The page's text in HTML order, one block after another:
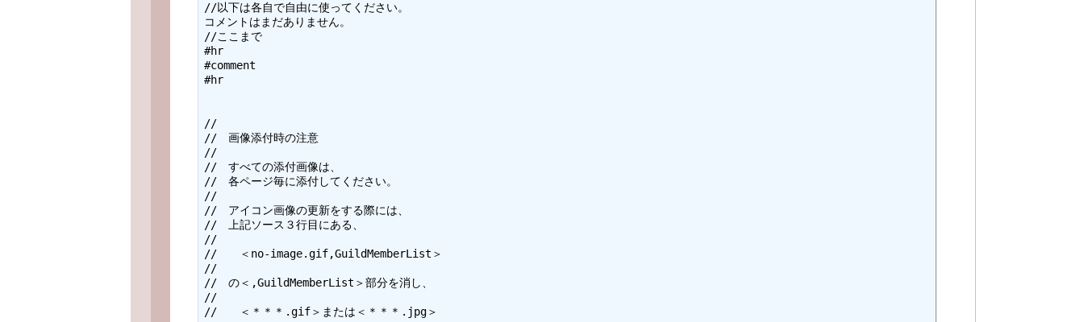
//以下は各自で自由に使ってください。
コメントはまだありません。
//ここまで
#hr
#comment
#hr
//
//　画像添付時の注意
//
//　すべての添付画像は、
//　各ページ毎に添付してください。
//
//　アイコン画像の更新をする際には、
//　上記ソース３行目にある、
//
//　　＜no-image.gif,GuildMemberList＞
//
//　の＜,GuildMemberList＞部分を消し、
//
//　　＜＊＊＊.gif＞または＜＊＊＊.jpg＞